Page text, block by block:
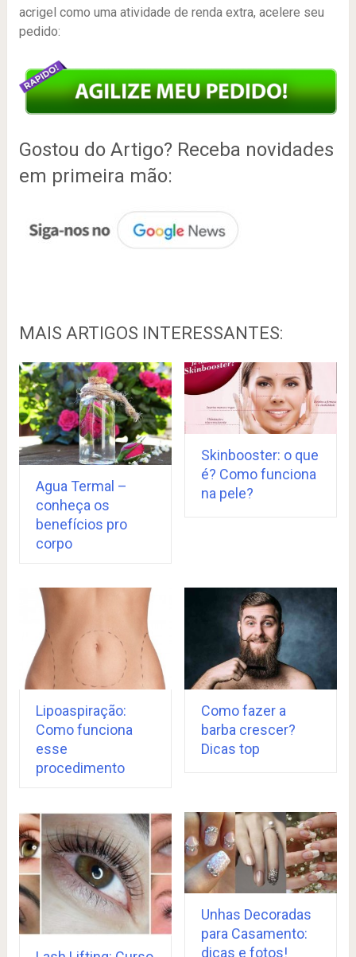
acrigel como uma atividade de renda extra, acelere seu
pedido:
Gostou do Artigo? Receba novidades
em primeira mão:
MAIS ARTIGOS INTERESSANTES:
Agua Termal –
conheça os
benefícios pro
corpo
Skinbooster: o que
é? Como funciona
na pele?
Lipoaspiração:
Como funciona
esse
procedimento
Como fazer a
barba crescer?
Dicas top
Unhas Decoradas
para Casamento:
dicas e fotos!